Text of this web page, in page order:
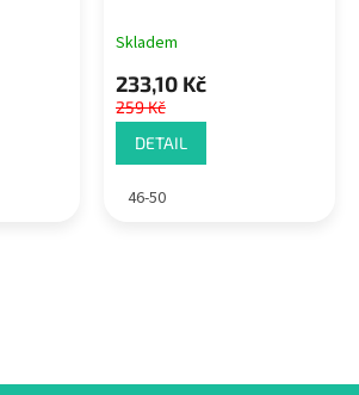
Skladem
233,10 Kč
259 Kč
DETAIL
46-50